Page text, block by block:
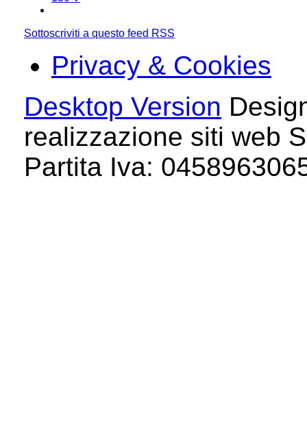
Sottoscriviti a questo feed RSS
Privacy & Cookies
Desktop Version
realizzazione siti web
Partita Iva: